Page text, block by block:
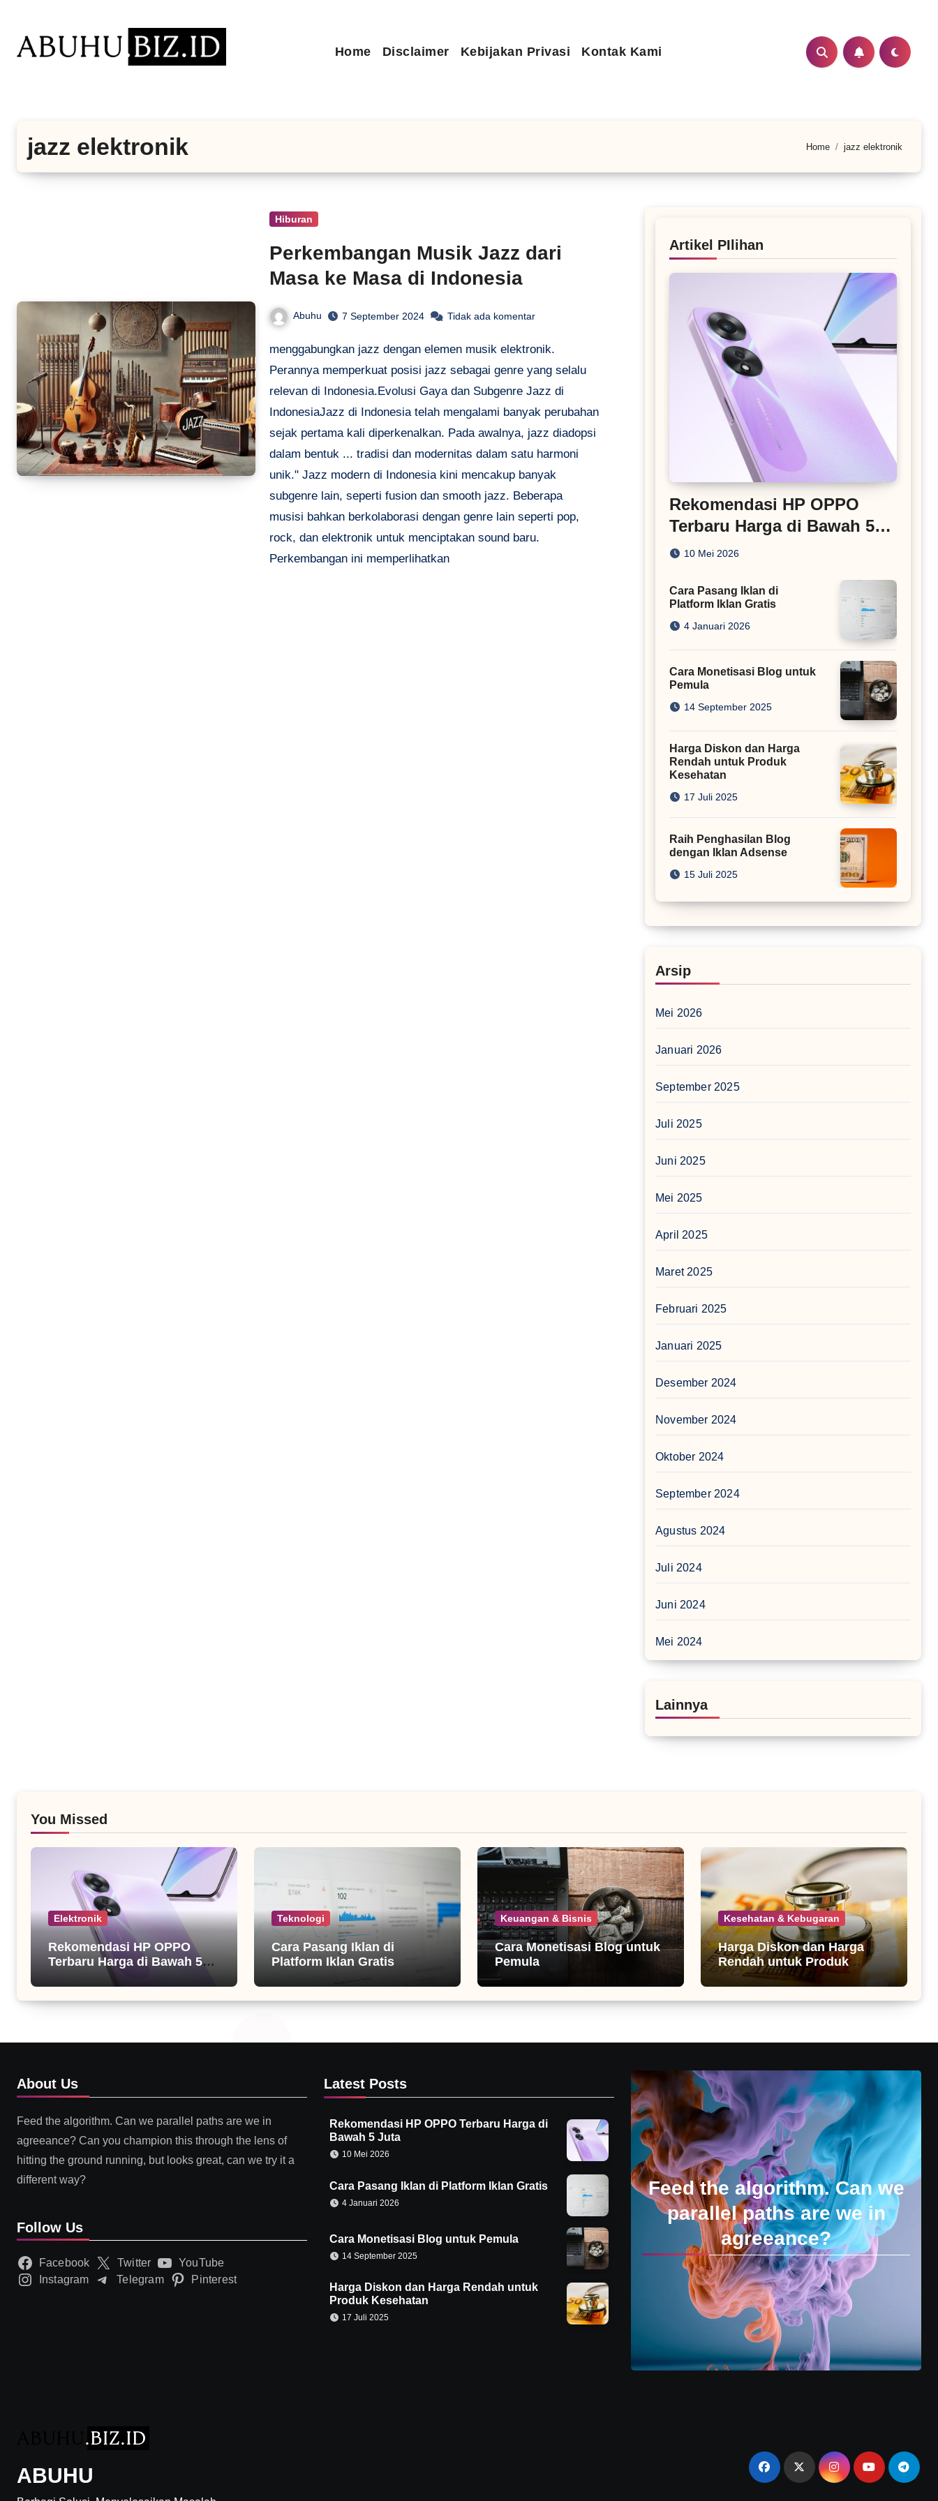
konten
Home Disclaimer Kebijakan Privasi Kontak Kami
jazz elektronik Home jazz elektronik
Hiburan
Perkembangan Musik Jazz dari
Masa ke Masa di Indonesia
Abuhu 7 September 2024 Tidak ada komentar
menggabungkan jazz dengan elemen musik elektronik.
Perannya memperkuat posisi jazz sebagai genre yang selalu
relevan di Indonesia.Evolusi Gaya dan Subgenre Jazz di
IndonesiaJazz di Indonesia telah mengalami banyak perubahan
sejak pertama kali diperkenalkan. Pada awalnya, jazz diadopsi
dalam bentuk ... tradisi dan modernitas dalam satu harmoni
unik." Jazz modern di Indonesia kini mencakup banyak
subgenre lain, seperti fusion dan smooth jazz. Beberapa
musisi bahkan berkolaborasi dengan genre lain seperti pop,
rock, dan elektronik untuk menciptakan sound baru.
Perkembangan ini memperlihatkan
Artikel PIlihan
Rekomendasi HP OPPO
Terbaru Harga di Bawah 5
Juta
10 Mei 2026
Cara Pasang Iklan di
Platform Iklan Gratis
4 Januari 2026
Cara Monetisasi Blog untuk
Pemula
14 September 2025
Harga Diskon dan Harga
Rendah untuk Produk
Kesehatan
17 Juli 2025
Raih Penghasilan Blog
dengan Iklan Adsense
15 Juli 2025
Arsip
Mei 2026
Januari 2026
September 2025
Juli 2025
Juni 2025
Mei 2025
April 2025
Maret 2025
Februari 2025
Januari 2025
Desember 2024
November 2024
Oktober 2024
September 2024
Agustus 2024
Juli 2024
Juni 2024
Mei 2024
Lainnya
You Missed
Elektronik
Rekomendasi HP OPPO
Terbaru Harga di Bawah 5
Teknologi
Cara Pasang Iklan di
Platform Iklan Gratis
Keuangan & Bisnis
Cara Monetisasi Blog untuk
Pemula
Kesehatan & Kebugaran
Harga Diskon dan Harga
Rendah untuk Produk
Kesehatan
About Us
Feed the algorithm. Can we parallel paths are we in
agreeance? Can you champion this through the lens of
hitting the ground running, but looks great, can we try it a
different way?
Follow Us
Facebook Twitter
YouTube
Instagram
Telegram Pinterest
Latest Posts
Rekomendasi HP OPPO Terbaru Harga di
Bawah 5 Juta
10 Mei 2026
Cara Pasang Iklan di Platform Iklan Gratis
4 Januari 2026
Cara Monetisasi Blog untuk Pemula
14 September 2025
Harga Diskon dan Harga Rendah untuk
Produk Kesehatan
17 Juli 2025
Feed the algorithm. Can we
parallel paths are we in
agreeance?
ABUHU